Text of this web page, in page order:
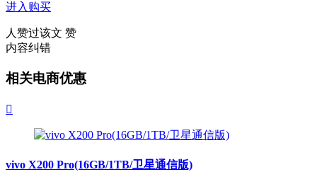
进入购买
人赞过该文 赞
内容纠错
相关电商优惠

vivo X200 Pro(16GB/1TB/卫星通信版)